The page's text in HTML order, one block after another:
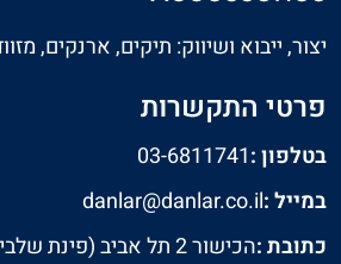
יצור, ייבוא ושיווק: תיקים, ארנקים,
פרטי התקשרות
בטלפון :03-6811741
במייל :danlar@danlar.co.il
כתובת :הכישור 2 תל אביב (פינת שלבים 16)